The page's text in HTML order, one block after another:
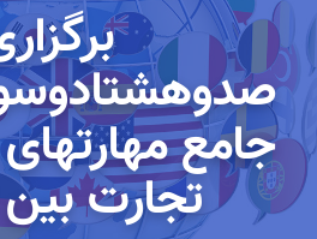
جامع مهارتهای
تجارت